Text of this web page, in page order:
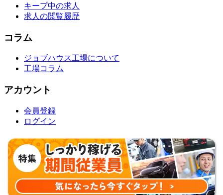
キープ中の求人
求人の閲覧履歴
コラム
ジョブハウス工場について
工場コラム
アカウント
会員登録
ログイン